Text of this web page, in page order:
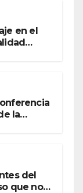
en el
la
del
que no